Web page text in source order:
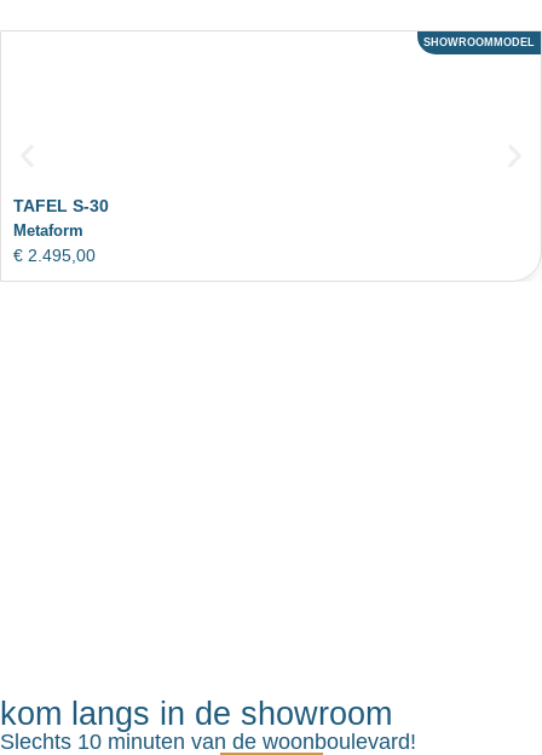
ACTIE
SHOWROOMMODEL
TAFEL S-30
Metaform
€ 2.495,00
kom langs in de showroom
Slechts 10 minuten van de woonboulevard!